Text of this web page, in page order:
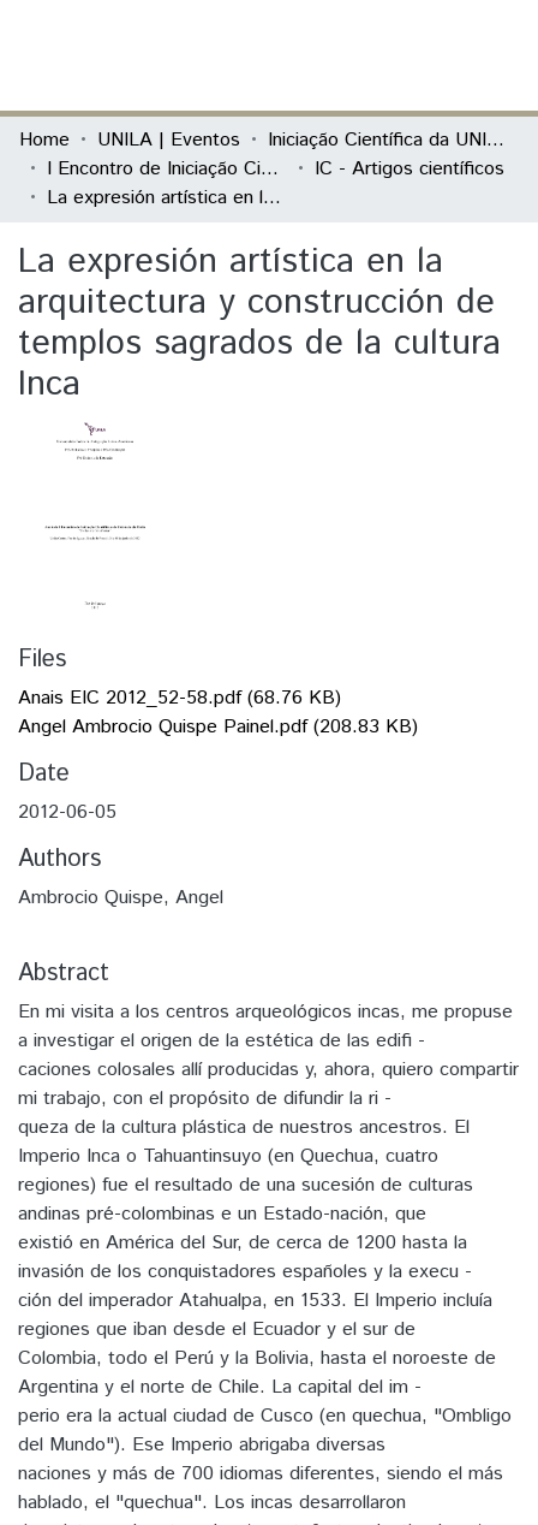
Communities & Collections
All of DSpace
Home UNILA | Eventos
Iniciação Científica da UNILA (IC)
I Encontro de Iniciação Científica e de Extensão da Unila "Conhecer e Transformar"
IC - Artigos científicos
La expresión artística en la arquitectura y construcción de templos sagrados de la cultura Inca
La expresión artística en la
arquitectura y construcción de
templos sagrados de la cultura
Inca
Files
Anais EIC 2012_52-58.pdf(68.76 KB)
Angel Ambrocio Quispe Painel.pdf(208.83 KB)
Date
2012-06-05
Authors
Ambrocio Quispe, Angel
Abstract
En mi visita a los centros arqueológicos incas, me propuse
a investigar el origen de la estética de las edifi -
caciones colosales allí producidas y, ahora, quiero compartir
mi trabajo, con el propósito de difundir la ri -
queza de la cultura plástica de nuestros ancestros. El
Imperio Inca o Tahuantinsuyo (en Quechua, cuatro
regiones) fue el resultado de una sucesión de culturas
andinas pré-colombinas e un Estado-nación, que
existió en América del Sur, de cerca de 1200 hasta la
invasión de los conquistadores españoles y la execu -
ción del imperador Atahualpa, en 1533. El Imperio incluía
regiones que iban desde el Ecuador y el sur de
Colombia, todo el Perú y la Bolivia, hasta el noroeste de
Argentina y el norte de Chile. La capital del im -
perio era la actual ciudad de Cusco (en quechua, "Ombligo
del Mundo"). Ese Imperio abrigaba diversas
naciones y más de 700 idiomas diferentes, siendo el más
hablado, el "quechua". Los incas desarrollaron